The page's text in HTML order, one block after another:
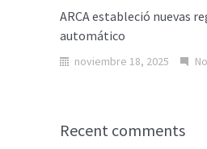
ARCA estableció nuevas
automático
noviembre 18, 2025
Recent comments